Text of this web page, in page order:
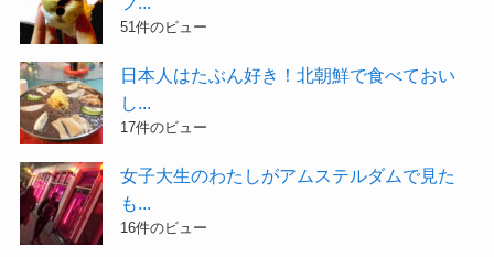
51件のビュー
日本人はたぶん好き！北朝鮮で食べておい
し...
17件のビュー
女子大生のわたしがアムステルダムで見た
も...
16件のビュー